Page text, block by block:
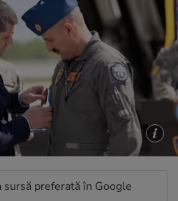
sursă preferată în Google